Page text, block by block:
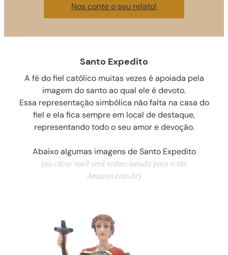
Nos conte o seu relato!
Santo Expedito
A fé do fiel católico muitas vezes é apoiada pela
imagem do santo ao qual ele é devoto.
Essa representação simbólica não falta na casa do
fiel e ela fica sempre em local de destaque,
representando todo o seu amor e devoção.
Abaixo algumas imagens de Santo Expedito
(ao clicar você será redirecionado para o site
Amazon.com.br)